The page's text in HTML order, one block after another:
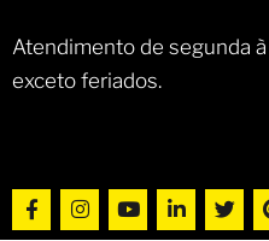
Atendimento de segunda
exceto feriados.